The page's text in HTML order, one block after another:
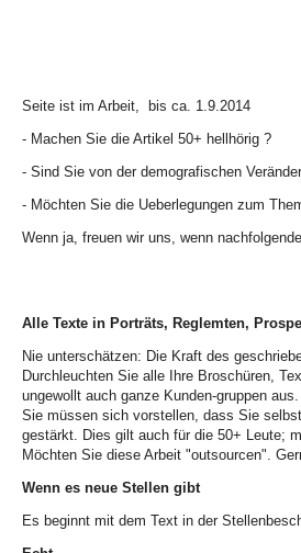
Seite ist im Arbeit, bis ca. 1.9.2014
- Machen Sie die Artikel 50+ hellhörig ?
- Sind Sie von der demografischen
- Möchten Sie die Ueberlegungen zum
Wenn ja, freuen wir uns, wenn
Alle Texte in Porträts, Reglemten,
Nie unterschätzen: Die Kraft des
Durchleuchten Sie alle Ihre Broschüren,
ungewollt auch ganze Kunden-gruppen
Sie müssen sich vorstellen, dass Sie
gestärkt. Dies gilt auch für die 50+ Leute;
Möchten Sie diese Arbeit "outsourcen".
Wenn es neue Stellen gibt
Es beginnt mit dem Text in der